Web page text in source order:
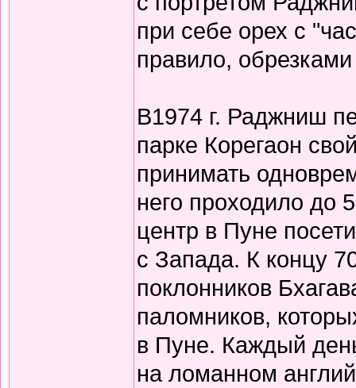
при себе орех с
правило,
В1974 г. Раджниш
парке Корегаон
принимать
него проходило до
центр в Пуне
с Запада. К концу
поклонников
паломников,
в Пуне. Каждый
на ломанном